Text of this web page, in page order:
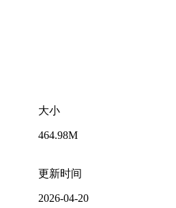
大小
464.98M
更新时间
2026-04-20